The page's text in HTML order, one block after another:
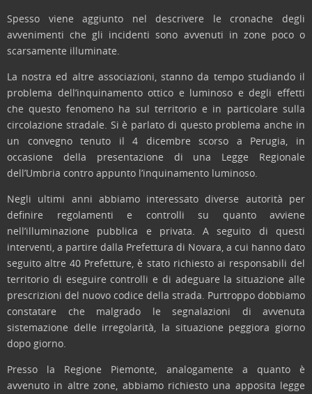
Spesso viene aggiunto nel descrivere le cronache degli
avvenimenti che gli incidenti sono avvenuti in zone poco o
scarsamente illuminate.
La nostra ed altre associazioni, stanno da tempo studiando il
problema dell’inquinamento ottico e luminoso e degli effetti
che questo fenomeno ha sul territorio e in particolare sulla
circolazione stradale. Si è parlato di questo problema anche in
un convegno tenuto il 4 dicembre scorso a Perugia, in
occasione della presentazione di una Legge Regionale
dell’Umbria contro appunto l’inquinamento luminoso.
Negli ultimi anni abbiamo interessato diverse autorità per
definire regolamenti e controlli su quanto avviene
nell’illuminazione pubblica e privata. A seguito di questi
interventi, a partire dalla Prefettura di Novara, a cui hanno dato
seguito altre 40 Prefetture, è stato richiesto ai responsabili del
territorio di eseguire controlli e di adeguare la situazione alle
prescrizioni del nuovo codice della strada. Purtroppo dobbiamo
constatare che malgrado le segnalazioni di avvenuta
sistemazione delle irregolarità, la situazione peggiora giorno
dopo giorno.
Presso la Regione Piemonte, analogamente a quanto è
avvenuto in altre zone, abbiamo richiesto una apposita legge